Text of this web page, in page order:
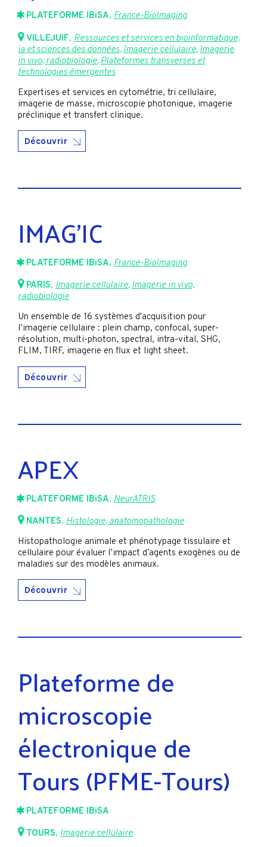
PLATEFORME IBiSA, France-BioImaging
VILLEJUIF, Ressources et services en bioinformatique,
ia et sciences des données, Imagerie cellulaire, Imagerie
in vivo, radiobiologie, Plateformes transverses et
technologies émergentes
Expertises et services en cytométrie, tri cellulaire,
imagerie de masse, microscopie photonique, imagerie
préclinique et transfert clinique.
Découvrir
IMAG’IC
PLATEFORME IBiSA, France-BioImaging
PARIS, Imagerie cellulaire,Imagerie in vivo,
radiobiologie
Un ensemble de 16 systèmes d'acquisition pour
l’imagerie cellulaire : plein champ, confocal, super-
résolution, multi-photon, spectral, intra-vital, SHG,
FLIM, TIRF, imagerie en flux et light sheet.
Découvrir
APEX
PLATEFORME IBiSA, NeurATRIS
NANTES, Histologie, anatomopathologie
Histopathologie animale et phénotypage tissulaire et
cellulaire pour évaluer l’impact d’agents exogènes ou de
maladies sur des modèles animaux.
Découvrir
Plateforme de
microscopie
électronique de
Tours (PFME-Tours)
PLATEFORME IBiSA
TOURS, Imagerie cellulaire